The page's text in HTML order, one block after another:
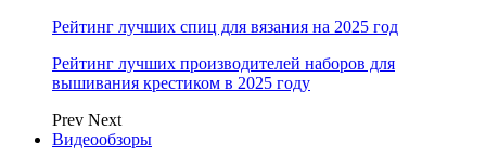
Рейтинг лучших спиц для вязания на 2025 год
Рейтинг лучших производителей наборов для
вышивания крестиком в 2025 году
Prev Next
Видеообзоры